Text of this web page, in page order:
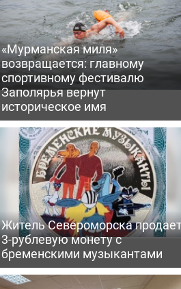
«Мурманская миля»
возвращается: главному
спортивному фестивалю
Заполярья вернут
историческое имя
Житель Североморска
3-рублевую монету с
бременскими музыкантами